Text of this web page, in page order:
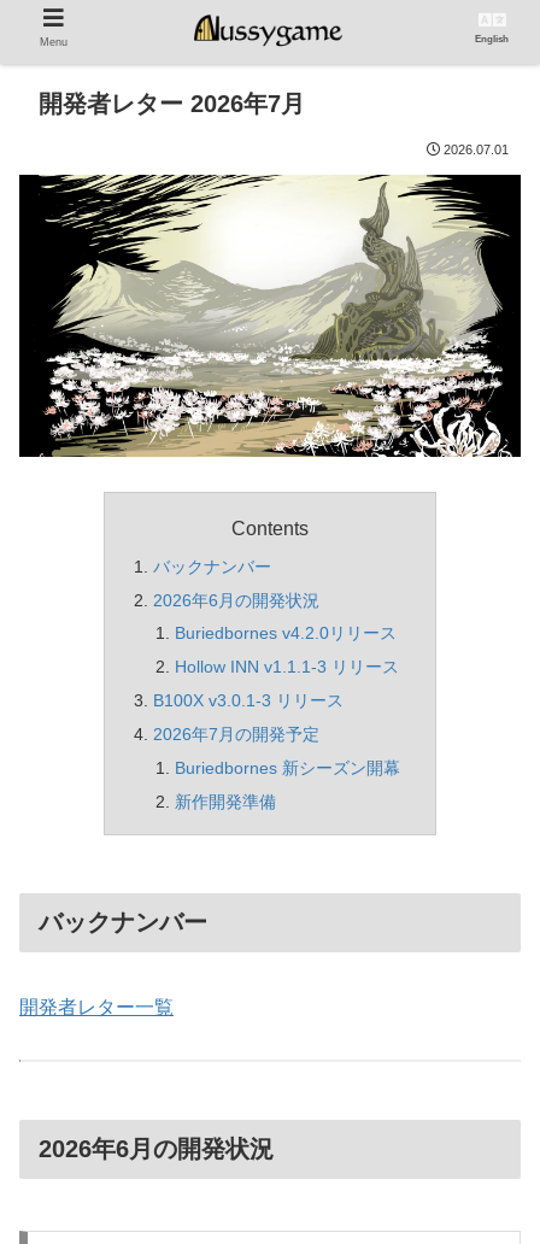
開発者レター 2026年7月
2026.07.01
Contents
バックナンバー
2026年6月の開発状況
Buriedbornes v4.2.0リリース
Hollow INN v1.1.1-3 リリース
B100X v3.0.1-3 リリース
2026年7月の開発予定
Buriedbornes 新シーズン開幕
新作開発準備
バックナンバー
開発者レター一覧
2026年6月の開発状況
Menu English